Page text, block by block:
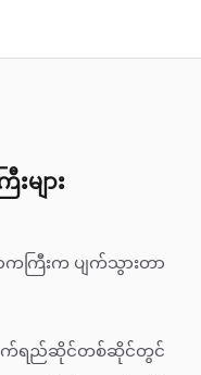
များ
ကြီးက ပျက်သွားတာ
ဘက်ရည်ဆိုင်တစ်ဆိုင်တွင်